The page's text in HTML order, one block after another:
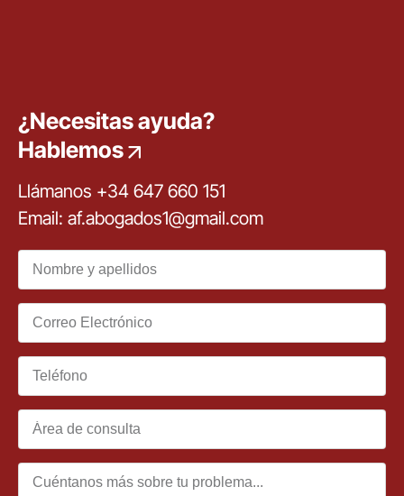
¿Necesitas ayuda?
Hablemos
Llámanos +34 647 660 151
Email: af.abogados1@gmail.com